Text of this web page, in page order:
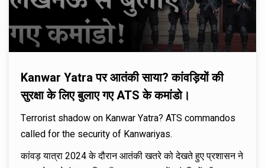
Kanwar Yatra पर आतंकी साया? कांवड़ियों की
सुरक्षा के लिए बुलाए गए ATS के कमांडो।
Terrorist shadow on Kanwar Yatra? ATS commandos
called for the security of Kanwariyas.
कांवड़ यात्रा 2024 के दौरान आतंकी खतरे को देखते हुए प्रशासन ने